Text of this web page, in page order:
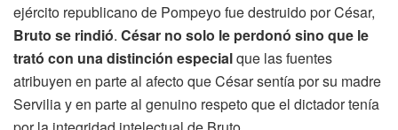
ejército republicano de Pompeyo fue destruido por César,
Bruto se rindió. César no solo le perdonó sino que le
trató con una distinción especialque las fuentes
atribuyen en parte al afecto que César sentía por su madre
Servilia y en parte al genuino respeto que el dictador tenía